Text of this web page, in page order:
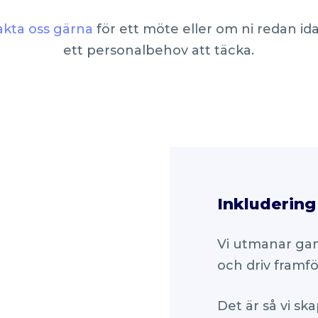
oss gärna för ett möte eller om ni redan
ett personalbehov att täcka.
Vi utmanar
och driv
Det är så vi